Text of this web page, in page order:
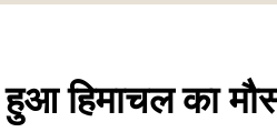
हुआ हिमाचल का